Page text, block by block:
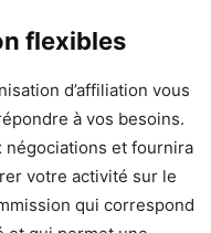
flexibles
d’affiliation vous
à vos besoins.
négociations et fournira
votre activité sur le
qui correspond